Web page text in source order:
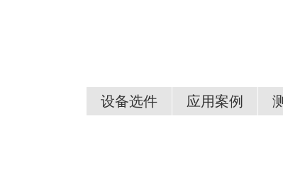
设备选件 应用案例
Nayak, Ajaya K., et al. "Magnetic